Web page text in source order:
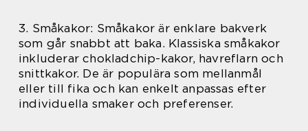
3. Småkakor: Småkakor är enklare bakverk
som går snabbt att baka. Klassiska småkakor
inkluderar chokladchip-kakor, havreflarn och
snittkakor. De är populära som mellanmål
eller till fika och kan enkelt anpassas efter
individuella smaker och preferenser.